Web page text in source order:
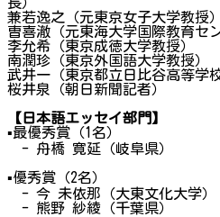
長）
兼若逸之（元東京女子大学教授）
曺喜澈（元東海大学国際教育セ
李允希（東京成徳大学教授）
南潤珍（東京外国語大学教授）
武井一（東京都立日比谷高等学
桜井泉（朝日新聞記者）
【日本語エッセイ部門】
▪最優秀賞（1名）
- 舟橋 寛延（岐阜県）
▪優秀賞（2名）
- 今 未依那（大東文化大学）
- 熊野 紗綾（千葉県）